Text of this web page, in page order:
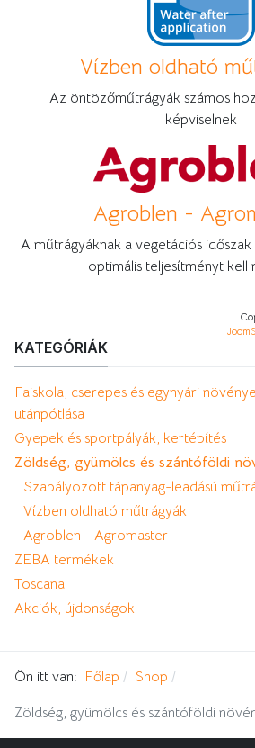
Vízben oldható
Az öntözőműtrágyák számos
képviselnek
Agroblen -
A műtrágyáknak a vegetációs időszak
optimális teljesítményt kell
KATEGÓRIÁK
Faiskola, cserepes és egynyári
utánpótlása
Gyepek és sportpályák, kertépítés
Zöldség, gyümölcs és szántóföldi
Szabályozott tápanyag-leadású
Vízben oldható műtrágyák
Agroblen - Agromaster
ZEBA termékek
Toscana
Akciók, újdonságok
Ön itt van: Főlap
Shop
Zöldség, gyümölcs és szántóföldi